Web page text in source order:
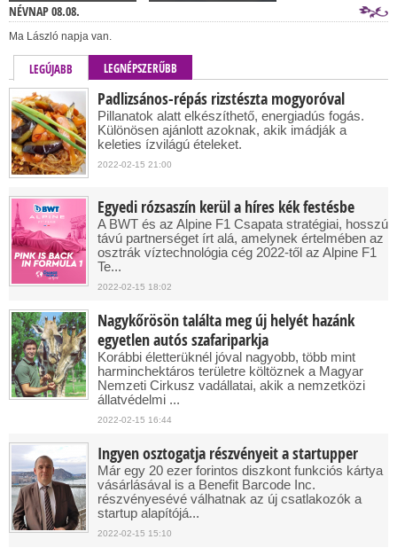
NÉVNAP 08.08.
Ma László napja van.
LEGÚJABB LEGNÉPSZERŰBB
Padlizsános-répás rizstészta mogyoróval
Pillanatok alatt elkészíthető, energiadús fogás.
Különösen ajánlott azoknak, akik imádják a
keleties ízvilágú ételeket.
2022-02-15 21:00
Egyedi rózsaszín kerül a híres kék festésbe
A BWT és az Alpine F1 Csapata stratégiai, hosszú
távú partnerséget írt alá, amelynek értelmében az
osztrák víztechnológia cég 2022-től az Alpine F1
Te...
2022-02-15 18:02
Nagykőrösön találta meg új helyét hazánk
egyetlen autós szafariparkja
Korábbi életterüknél jóval nagyobb, több mint
harminchektáros területre költöznek a Magyar
Nemzeti Cirkusz vadállatai, akik a nemzetközi
állatvédelmi ...
2022-02-15 16:44
Ingyen osztogatja részvényeit a startupper
Már egy 20 ezer forintos diszkont funkciós kártya
vásárlásával is a Benefit Barcode Inc.
részvényesévé válhatnak az új csatlakozók a
startup alapítójá...
2022-02-15 15:10